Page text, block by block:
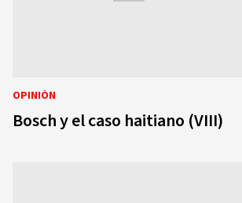
OPINIÓN
Bosch y el caso haitiano (VIII)